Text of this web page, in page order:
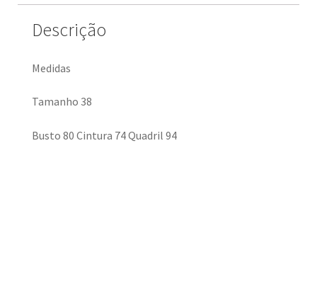
Descrição
Medidas
Tamanho 38
Busto 80 Cintura 74 Quadril 94